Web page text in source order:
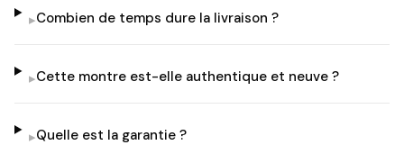
▸Combien de temps dure la livraison ?
▸Cette montre est-elle authentique et neuve ?
▸Quelle est la garantie ?